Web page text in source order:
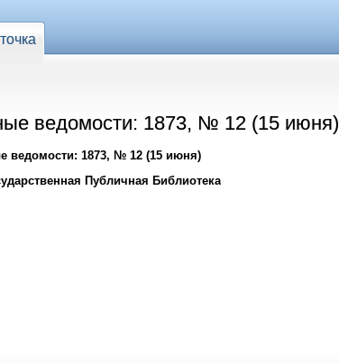
ведомости: 1873, № 12 (15 июня)
ведомости: 1873, № 12 (15 июня)
Публичная Библиотека